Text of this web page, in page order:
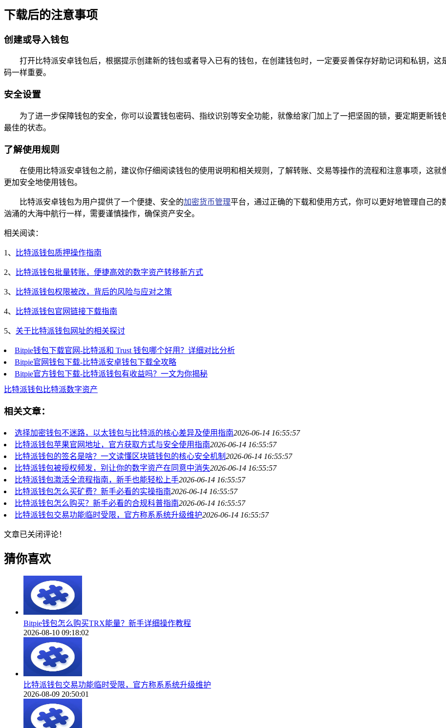
下载后的注意事项
创建或导入钱包
打开比特派安卓钱包后，根据提示创建新的钱包或者导入已有的钱包，在创建钱包时，一定要妥善保存好助记词和私钥，
码一样重要。
安全设置
为了进一步保障钱包的安全，你可以设置钱包密码、指纹识别等安全功能，就像给家门加上了一把坚固的锁，要定期更新
最佳的状态。
了解使用规则
在使用比特派安卓钱包之前，建议你仔细阅读钱包的使用说明和相关规则，了解转账、交易等操作的流程和注意事项，这
更加安全地使用钱包。
比特派安卓钱包为用户提供了一个便捷、安全的加密货币管理平台，通过正确的下载和使用方式，你可以更好地管理自己
汹涌的大海中航行一样，需要谨慎操作，确保资产安全。
相关阅读：
1、 比特派钱包质押操作指南
2、 比特派钱包批量转账，便捷高效的数字资产转移新方式
3、 比特派钱包权限被改，背后的风险与应对之策
4、 比特派钱包官网链接下载指南
5、 关于比特派钱包网址的相关探讨
Bitpie钱包下载官网-比特派和 Trust 钱包哪个好用？详细对比分析
Bitpie官网钱包下载-比特派安卓钱包下载全攻略
Bitpie官方钱包下载-比特派钱包有收益吗？一文为你揭秘
比特派钱包比特派数字资产
相关文章：
选择加密钱包不迷路，以太钱包与比特派的核心差异及使用指南2026-06-14 16:55:57
比特派钱包苹果官网地址，官方获取方式与安全使用指南2026-06-14 16:55:57
比特派钱包的签名是啥？一文读懂区块链钱包的核心安全机制 2026-06-14 16:55:57
比特派钱包被授权频发，别让你的数字资产在同意中消失2026-06-14 16:55:57
比特派钱包激活全流程指南，新手也能轻松上手2026-06-14 16:55:57
比特派钱包怎么买矿费？新手必看的实操指南2026-06-14 16:55:57
比特派钱包怎么购买？新手必看的合规科普指南2026-06-14 16:55:57
比特派钱包交易功能临时受限，官方称系系统升级维护2026-06-14 16:55:57
文章已关闭评论！
猜你喜欢
Bitpie钱包怎么购买TRX能量？新手详细操作教程
2026-08-10 09:18:02
比特派钱包交易功能临时受限，官方称系系统升级维护
2026-08-09 20:50:01